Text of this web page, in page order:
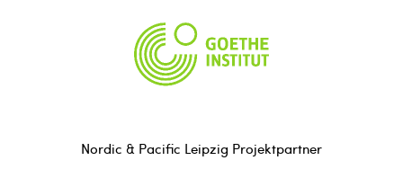
Nordic & Pacific Leipzig Projektpartner